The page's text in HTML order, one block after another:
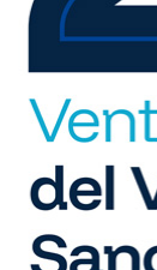
2026/27.
Donato Tavarnelle con